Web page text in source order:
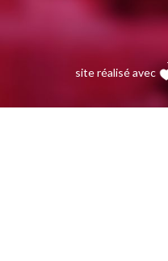
site réalisé avec